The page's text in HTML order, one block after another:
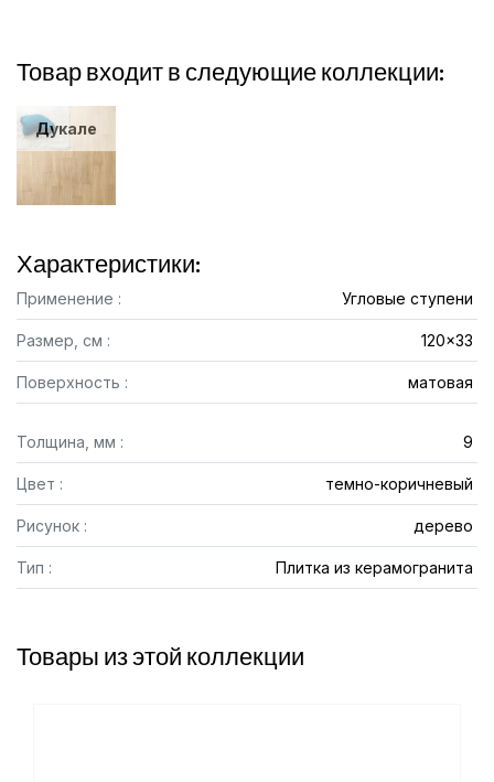
Товар входит в следующие коллекции:
Дукале
Характеристики:
Применение : Угловые ступени
Размер, см : 120x33
Поверхность : матовая
Толщина, мм : 9
Цвет : темно-коричневый
Рисунок : дерево
Тип : Плитка из керамогранита
Товары из этой коллекции